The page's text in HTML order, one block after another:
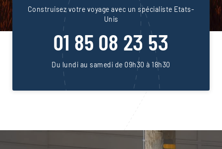
Construisez votre voyage avec un spécialiste Etats-
Unis
01 85 08 23 53
Du lundi au samedi de 09h30 à 18h30